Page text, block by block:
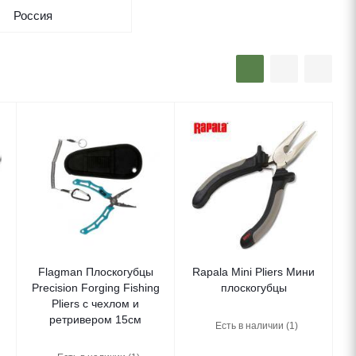
Россия
Flagman Плоскогубцы
Precision Forging Fishing
Pliers с чехлом и
ретривером 15см
Rapala Mini Pliers Мини
плоскогубцы
Есть в наличии (1)